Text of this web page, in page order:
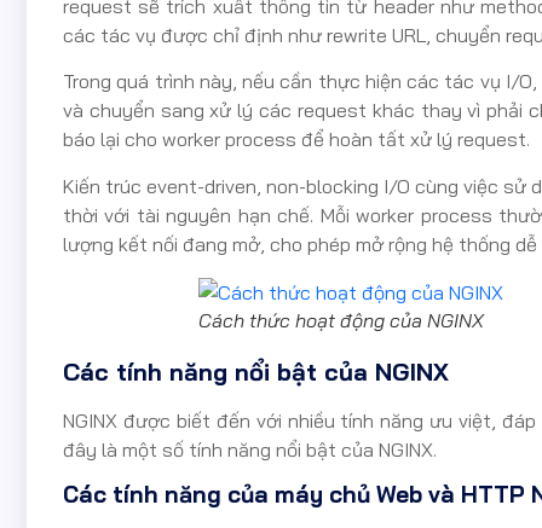
request sẽ trích xuất thông tin từ header như
các tác vụ được chỉ định như rewrite URL, chuyển
Trong quá trình này, nếu cần thực hiện các tác vụ I/
và chuyển sang xử lý các request khác thay vì phải
báo lại cho worker process để hoàn tất xử lý request.
Kiến trúc event-driven, non-blocking I/O cùng việc sử
thời với tài nguyên hạn chế. Mỗi worker process
lượng kết nối đang mở, cho phép mở rộng hệ thống dễ
Cách thức hoạt động của NGINX
Các tính năng nổi bật của NGINX
NGINX được biết đến với nhiều tính năng ưu việt,
đây là một số tính năng nổi bật của NGINX.
Các tính năng của máy chủ Web và HTTP